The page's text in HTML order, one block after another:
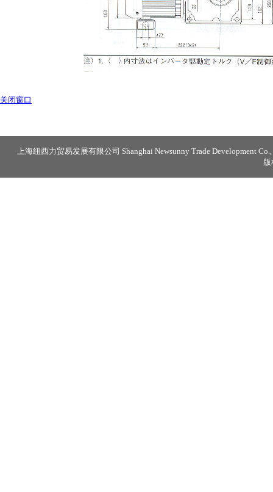
关闭窗口
上海纽西力贸易发展有限公司 Shanghai Newsunny Trade Development